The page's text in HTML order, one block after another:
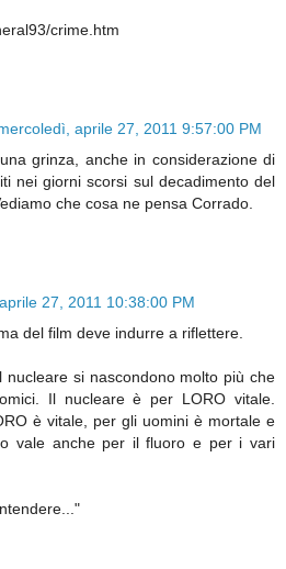
crime.htm
aprile 27, 2011 9:57:00 PM
grinza, anche in considerazione di
nei giorni scorsi sul decadimento del
che cosa ne pensa Corrado.
27, 2011 10:38:00 PM
del film deve indurre a riflettere.
nucleare si nascondono molto più che
Il nucleare è per LORO vitale.
è vitale, per gli uomini è mortale e
vale anche per il fluoro e per i vari